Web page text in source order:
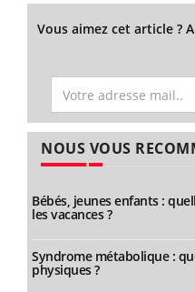
Vous aimez cet article ?
NOUS VOUS
Bébés, jeunes enfants :
les vacances ?
Syndrome métabolique :
physiques ?